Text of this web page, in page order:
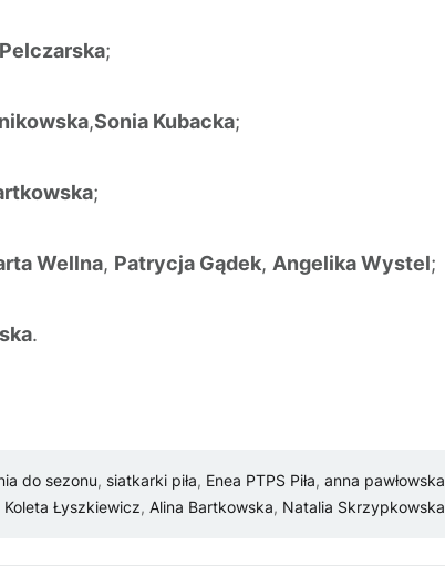
;
,Sonia Kubacka;
;
Wellna, Patrycja Gądek, Angelika Wystel;
.
do sezonu, siatkarki piła, Enea PTPS Piła, anna pawłowska
Koleta Łyszkiewicz, Alina Bartkowska, Natalia Skrzypkowska